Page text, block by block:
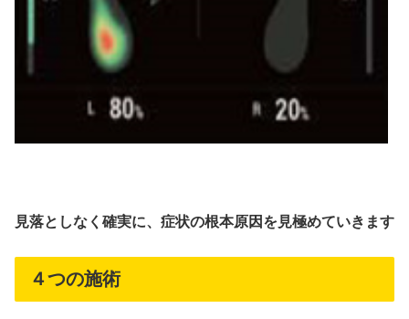
見落としなく確実に、症状の根本原因を見極めていきます
４つの施術